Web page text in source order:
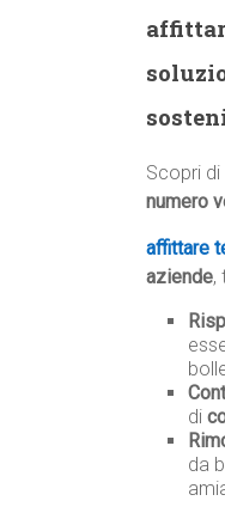
Scopri
numero
affittare
aziende,
di
da